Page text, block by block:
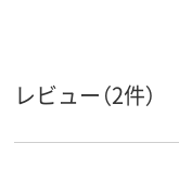
グロス
レビュー（2件）